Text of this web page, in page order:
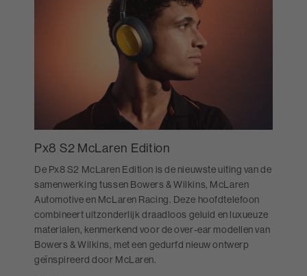
Px8 S2 McLaren Edition
De Px8 S2 McLaren Edition is de nieuwste uiting van de
samenwerking tussen Bowers & Wilkins, McLaren
Automotive en McLaren Racing. Deze hoofdtelefoon
combineert uitzonderlijk draadloos geluid en luxueuze
materialen, kenmerkend voor de over-ear modellen van
Bowers & Wilkins, met een gedurfd nieuw ontwerp
geïnspireerd door McLaren.